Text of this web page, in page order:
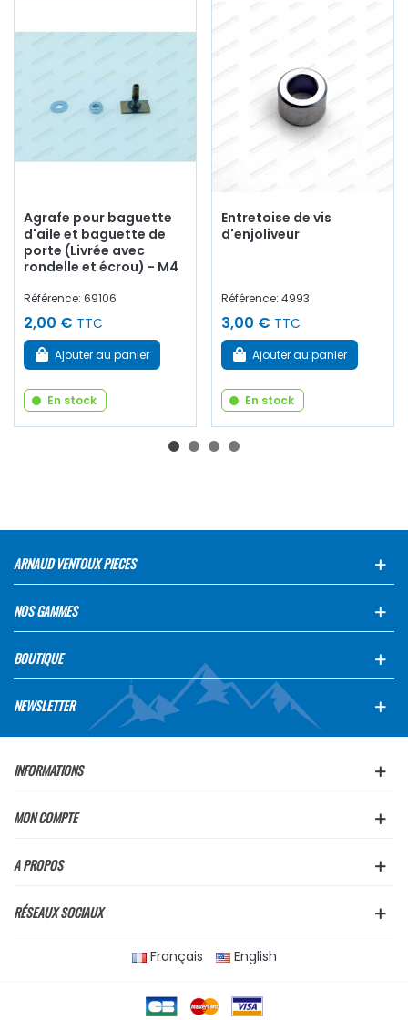
Agrafe pour baguette
d'aile et baguette de
porte (Livrée avec
rondelle et écrou) - M4
Référence: 69106
2,00 € TTC
Ajouter au panier
En stock
Entretoise de vis
d'enjoliveur
Référence: 4993
3,00 € TTC
Ajouter au panier
En stock
ARNAUD VENTOUX PIECES
NOS GAMMES
BOUTIQUE
NEWSLETTER
INFORMATIONS
MON COMPTE
A PROPOS
RÉSEAUX SOCIAUX
Français English